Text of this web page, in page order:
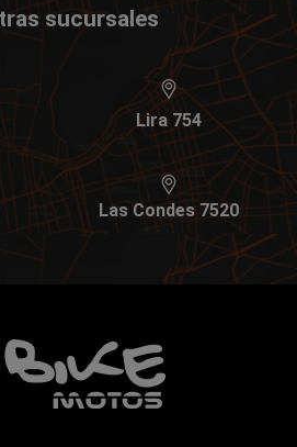
sucursales
Lira 754
Las Condes 7520